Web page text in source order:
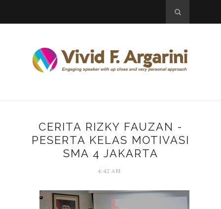
CERITA RIZKY FAUZAN -
PESERTA KELAS MOTIVASI
SMA 4 JAKARTA
4:42 AM